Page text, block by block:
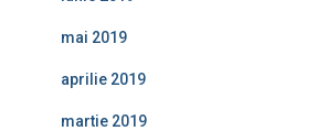
mai 2019
aprilie 2019
martie 2019